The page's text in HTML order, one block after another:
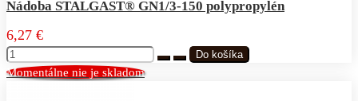
Nádoba STALGAST® GN1/3-150 polypropylén
6,27 €
Momentálne nie je skladom